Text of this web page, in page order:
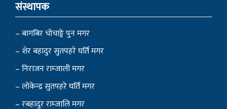
संस्थापक
– बागबिर चोचाङ्गे पुन मगर
– शेर बहादुर सुतपहरे घर्ति मगर
– निराजन राम्जाली मगर
– लोकेन्द्र सुतपहरे घर्ति मगर
– रबहादुर राम्जालि मगर